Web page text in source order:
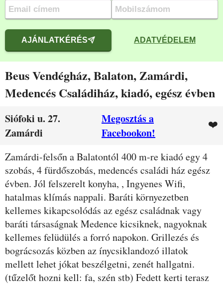
AJÁNLATKÉRÉS ADATVÉDELEM
Beus Vendégház, Balaton, Zamárdi,
Medencés Családiház, kiadó, egész évben
Siófoki u. 27.
Zamárdi
Megosztás a
Facebookon!
❤️
Leírás
Zamárdi-felsőn a Balatontól 400 m-re kiadó egy 4
szobás, 4 fürdőszobás, medencés családi ház egész
évben. Jól felszerelt konyha, , Ingyenes Wifi,
hatalmas klímás nappali. Baráti környezetben
kellemes kikapcsolódás az egész családnak vagy
baráti társaságnak Medence kicsiknek, nagyoknak
kellemes felüdülés a forró napokon. Grillezés és
bográcsozás közben az ínycsiklandozó illatok
mellett lehet jókat beszélgetni, zenét hallgatni.
(tűzelőt hozni kell: fa, szén stb) Fedett kerti terasz